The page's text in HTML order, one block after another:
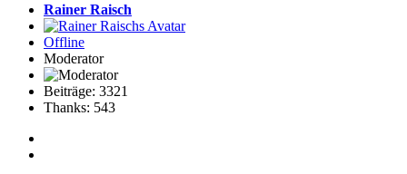
Rainer Raisch
Offline
Moderator
Beiträge: 3321
Thanks: 543